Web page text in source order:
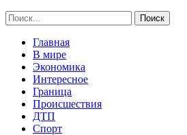
Главная
В мире
Экономика
Интересное
Граница
Происшествия
ДТП
Спорт